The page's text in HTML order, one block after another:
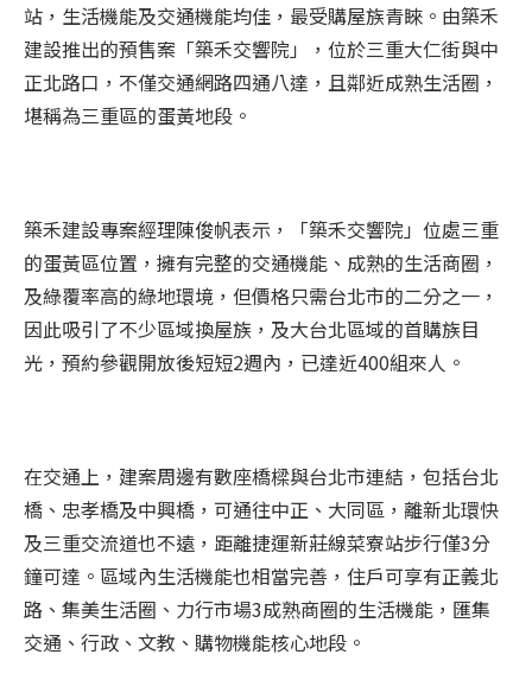
站，生活機能及交通機能均佳，最受購屋族青睞。由築禾
建設推出的預售案「築禾交響院」，位於三重大仁街與中
正北路口，不僅交通網路四通八達，且鄰近成熟生活圈，
堪稱為三重區的蛋黃地段。
築禾建設專案經理陳俊帆表示，「築禾交響院」位處三重
的蛋黃區位置，擁有完整的交通機能、成熟的生活商圈，
及綠覆率高的綠地環境，但價格只需台北市的二分之一，
因此吸引了不少區域換屋族，及大台北區域的首購族目
光，預約參觀開放後短短2週內，已達近400組來人。
在交通上，建案周邊有數座橋樑與台北市連結，包括台北
橋、忠孝橋及中興橋，可通往中正、大同區，離新北環快
及三重交流道也不遠，距離捷運新莊線菜寮站步行僅3分
鐘可達。區域內生活機能也相當完善，住戶可享有正義北
路、集美生活圈、力行市場3成熟商圈的生活機能，匯集
交通、行政、文教、購物機能核心地段。